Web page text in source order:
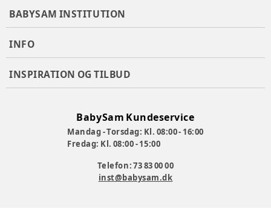
BABYSAM INSTITUTION
INFO
INSPIRATION OG TILBUD
BabySam Kundeservice
Mandag - Torsdag: Kl. 08:00 - 16:00
Fredag: Kl. 08:00 - 15:00
Telefon: 73 83 00 00
inst@babysam.dk